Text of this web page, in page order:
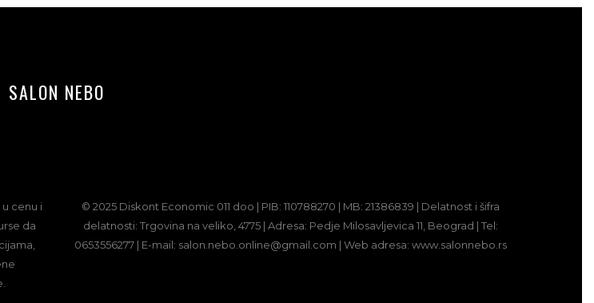
SALON NEBO
cenu i
da
© 2025 Diskont Economic 011 doo | PIB: 110788270 | MB: 21386839 | Delatnost i šifra
delatnosti: Trgovina na veliko, 4775 | Adresa: Pedje Milosavljevica 11, Beograd | Tel:
0653556277 | E-mail: salon.nebo.online@gmail.com | Web adresa: www.salonnebo.rs